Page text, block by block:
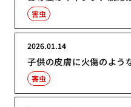
害虫
子供の皮膚に火傷のよう
2026.01.14
害虫